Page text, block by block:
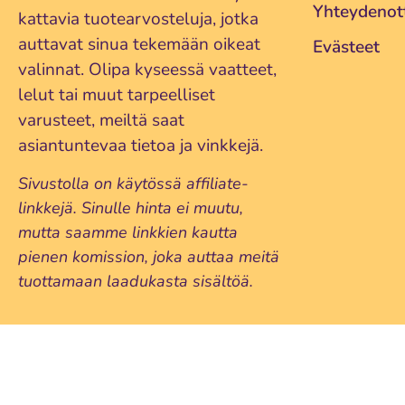
kattavia tuotearvosteluja, jotka
auttavat sinua tekemään oikeat
valinnat. Olipa kyseessä vaatteet,
lelut tai muut tarpeelliset
varusteet, meiltä saat
asiantuntevaa tietoa ja vinkkejä.
Sivustolla on käytössä affiliate-
linkkejä. Sinulle hinta ei muutu,
mutta saamme linkkien kautta
pienen komission, joka auttaa meitä
tuottamaan laadukasta sisältöä.
Evästeet